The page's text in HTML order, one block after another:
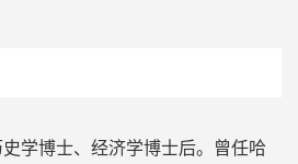
学博士、经济学博士后。曾任哈